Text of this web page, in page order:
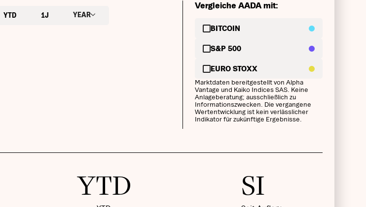
YTD 1J YEAR
Vergleiche AADA mit:
BITCOIN
S&P 500
EURO STOXX
Marktdaten bereitgestellt von Alpha
Vantage und Kaiko Indices SAS. Keine
Anlageberatung; ausschließlich zu
Informationszwecken. Die vergangene
Wertentwicklung ist kein verlässlicher
Indikator für zukünftige Ergebnisse.
YTD SI